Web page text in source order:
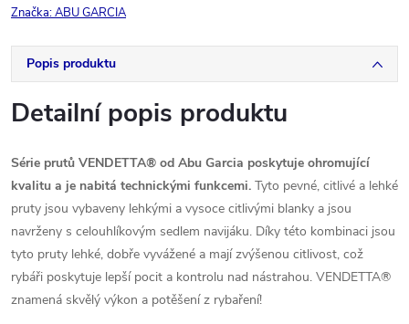
Značka:ABU GARCIA
Popis produktu
Detailní popis produktu
Série prutů VENDETTA® od Abu Garcia poskytuje ohromující
kvalitu a je nabitá technickými funkcemi. Tyto pevné, citlivé a lehké
pruty jsou vybaveny lehkými a vysoce citlivými blanky a jsou
navrženy s celouhlíkovým sedlem navijáku. Díky této kombinaci jsou
tyto pruty lehké, dobře vyvážené a mají zvýšenou citlivost, což
rybáři poskytuje lepší pocit a kontrolu nad nástrahou. VENDETTA®
znamená skvělý výkon a potěšení z rybaření!